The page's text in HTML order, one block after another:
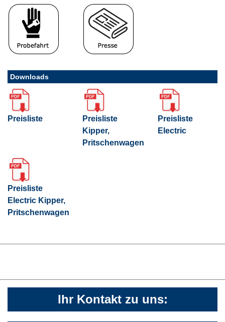
Downloads
Preisliste
Preisliste
Kipper,
Pritschenwagen
Preisliste
Electric
Preisliste
Electric Kipper,
Pritschenwagen
Ihr Kontakt zu uns: